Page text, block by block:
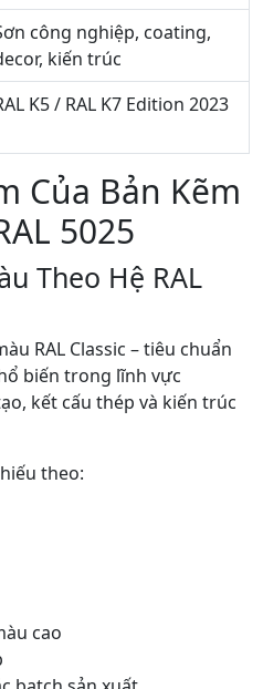
công nghiệp, coating,
kiến trúc
K5 / RAL K7 Edition 2023
Của Bản Kẽm
5025
Theo Hệ RAL
RAL Classic – tiêu chuẩn
biến trong lĩnh vực
kết cấu thép và kiến trúc
theo:
cao